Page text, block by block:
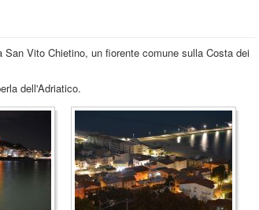
Vito Chietino, un fiorente comune sulla Costa dei
dell'Adriatico.